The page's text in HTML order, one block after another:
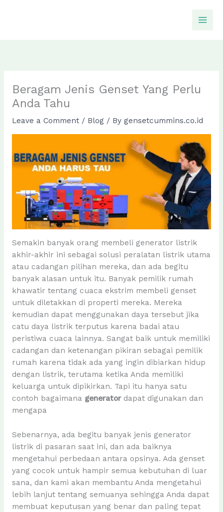
Beragam Jenis Genset Yang Perlu
Anda Tahu
Leave a Comment / Blog/ By gensetcummins.co.id
Semakin banyak orang membeli generator listrik
akhir-akhir ini sebagai solusi peralatan listrik utama
atau cadangan pilihan mereka, dan ada begitu
banyak alasan untuk itu. Banyak pemilik rumah
khawatir tentang cuaca ekstrim membeli genset
untuk diletakkan di properti mereka. Mereka
kemudian dapat menggunakan daya tersebut jika
catu daya listrik terputus karena badai atau
peristiwa cuaca lainnya. Sangat baik untuk memiliki
cadangan dan ketenangan pikiran sebagai pemilik
rumah karena tidak ada yang ingin dibiarkan hidup
dengan listrik, terutama ketika Anda memiliki
keluarga untuk dipikirkan. Tapi itu hanya satu
contoh bagaimana generatordapat digunakan dan
mengapa
Sebenarnya, ada begitu banyak jenis generator
listrik di pasaran saat ini, dan ada baiknya
mengetahui perbedaan antara opsinya. Ada genset
yang cocok untuk hampir semua kebutuhan di luar
sana, dan kami akan membantu Anda mengetahui
lebih lanjut tentang semuanya sehingga Anda dapat
membuat keputusan yang benar dan paling tepat